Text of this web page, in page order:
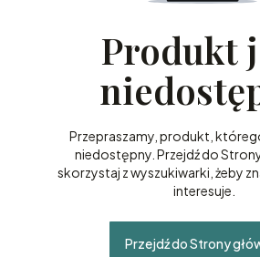
Produkt
Przepraszamy, produkt,
niedostępny. Przejdź do
skorzystaj z wyszukiwarki, żeby
interesuje.
Przejdź do Strony